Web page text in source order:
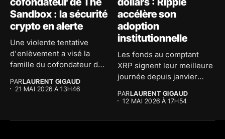
Sandbox : la sécurité
crypto en alerte
Une violente tentative
d'enlèvement a visé la
famille du cofondateur de
PARLAURENT GIGAUD
21 MAI 2026 À 13H46
accélère son
adoption
institutionnelle
Les fonds au comptant
XRP signent leur meilleure
journée depuis janvier
PARLAURENT GIGAUD
12 MAI 2026 À 17H54